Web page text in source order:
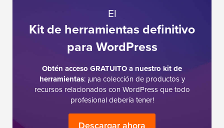
El
Kit de herramientas definitivo
para WordPress
Obtén acceso GRATUITO a nuestro kit de
herramientas: ¡una colección de productos y
recursos relacionados con WordPress que todo
profesional debería tener!
Descargar ahora